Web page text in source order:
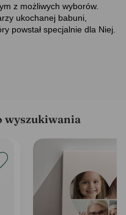
z możliwych wyborów.
ukochanej babuni,
powstał specjalnie dla Niej.
wyszukiwania